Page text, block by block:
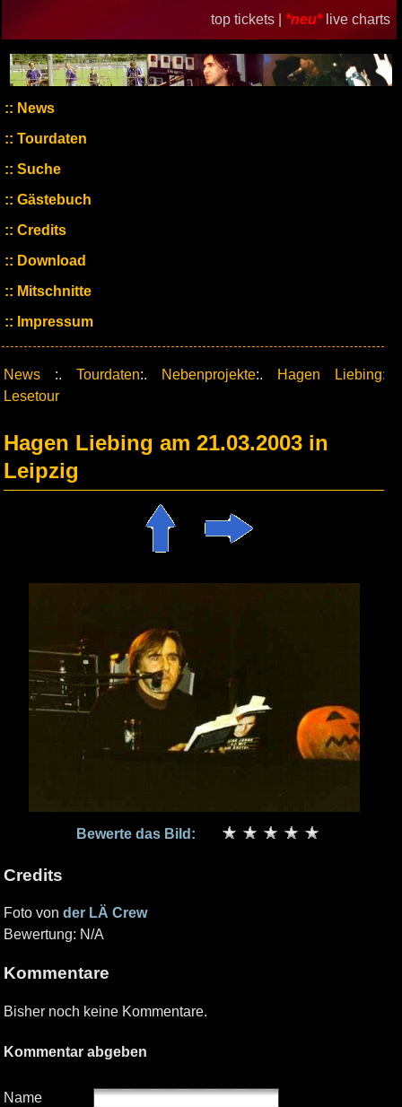
top tickets | *neu* live charts
News
Tourdaten
Suche
Gästebuch
Credits
Download
Mitschnitte
Impressum
News :. Tourdaten:. Nebenprojekte:.
Hagen Liebing:
Lesetour
Hagen Liebing am 21.03.2003 in
Leipzig
Bewerte das Bild:
Credits
Foto von der LÄ Crew
Bewertung: N/A
Kommentare
Bisher noch keine Kommentare.
Kommentar abgeben
Name